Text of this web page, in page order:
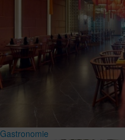
Gastronomie